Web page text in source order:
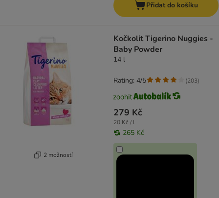
Přidat do košíku
2 možností
Kočkolit Tigerino Nuggies -
Baby Powder
14 l
279 Kč
20 Kč / l
265 Kč
Rating: 4/5 (203)